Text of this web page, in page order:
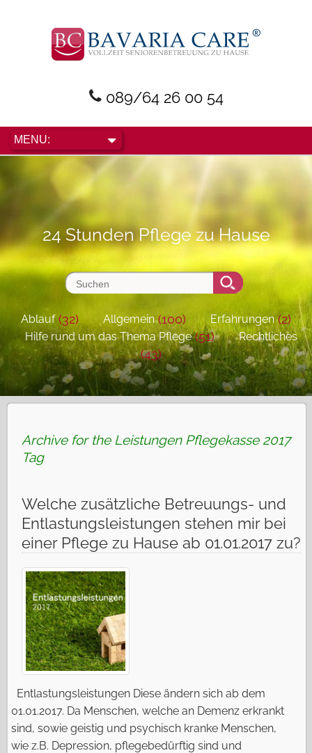
089/64 26 00 54
24 Stunden Pflege zu Hause
Ablauf(32) Allgemein(100) Erfahrungen(2)
Hilfe rund um das Thema Pflege(51) Rechtliches
(43)
Archive for the Leistungen Pflegekasse 2017
Tag
Welche zusätzliche Betreuungs- und
Entlastungsleistungen stehen mir bei
einer Pflege zu Hause ab 01.01.2017 zu?
Entlastungsleistungen Diese ändern sich ab dem
01.01.2017. Da Menschen, welche an Demenz erkrankt
sind, sowie geistig und psychisch kranke Menschen,
wie z.B. Depression, pflegebedürftig sind und